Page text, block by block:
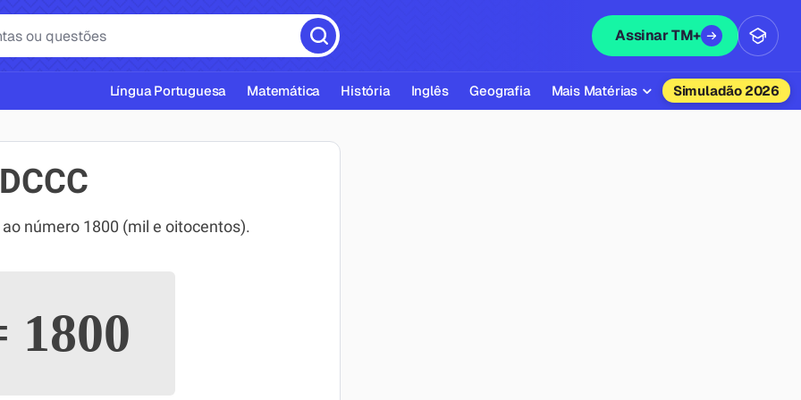
Assinar TM+
ABNT
Língua Portuguesa Matemática História Inglês Geografia Mais Matérias Simuladão 2026
número 1800 (mil e oitocentos).
1800